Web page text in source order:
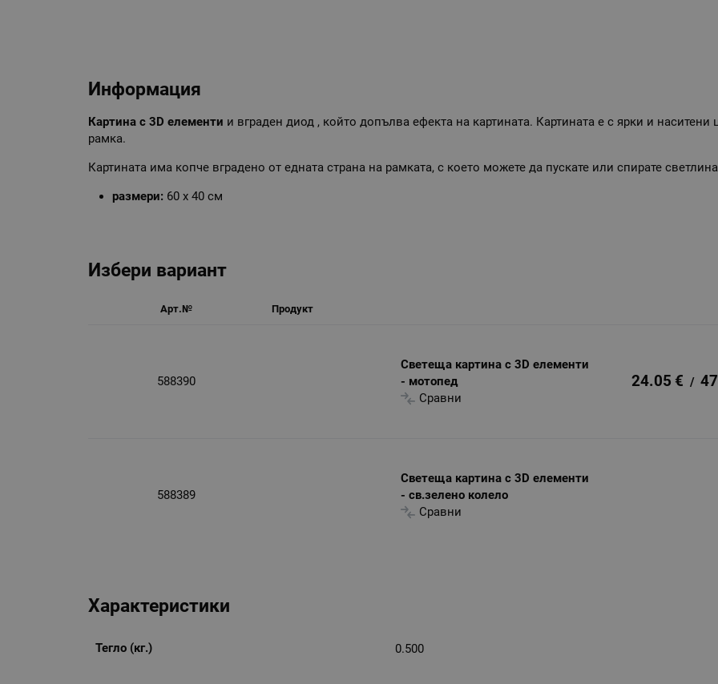
Информация
Картина с 3D елементи и вграден диод , който допълва ефекта на картината. Картината е с ярки и
рамка.
Картината има копче вградено от едната страна на рамката, с което можете да пускате или спирате
размери: 60 х 40 см
Избери вариант
Арт.№ Продукт
588390
Светеща картина с 3D елементи
- мотопед
Сравни
24.05 € /
588389
Светеща картина с 3D елементи
- св.зелено колело
Сравни
Характеристики
Тегло (кг.) 0.500